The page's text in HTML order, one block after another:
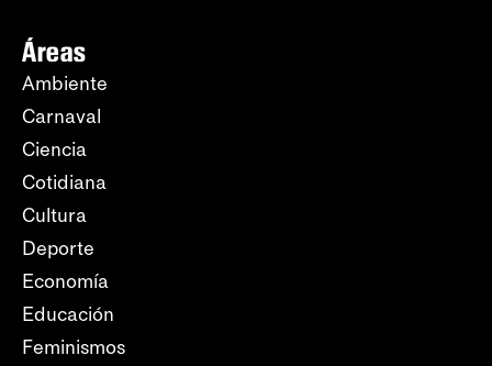
Áreas
Ambiente
Carnaval
Ciencia
Cotidiana
Cultura
Deporte
Economía
Educación
Feminismos